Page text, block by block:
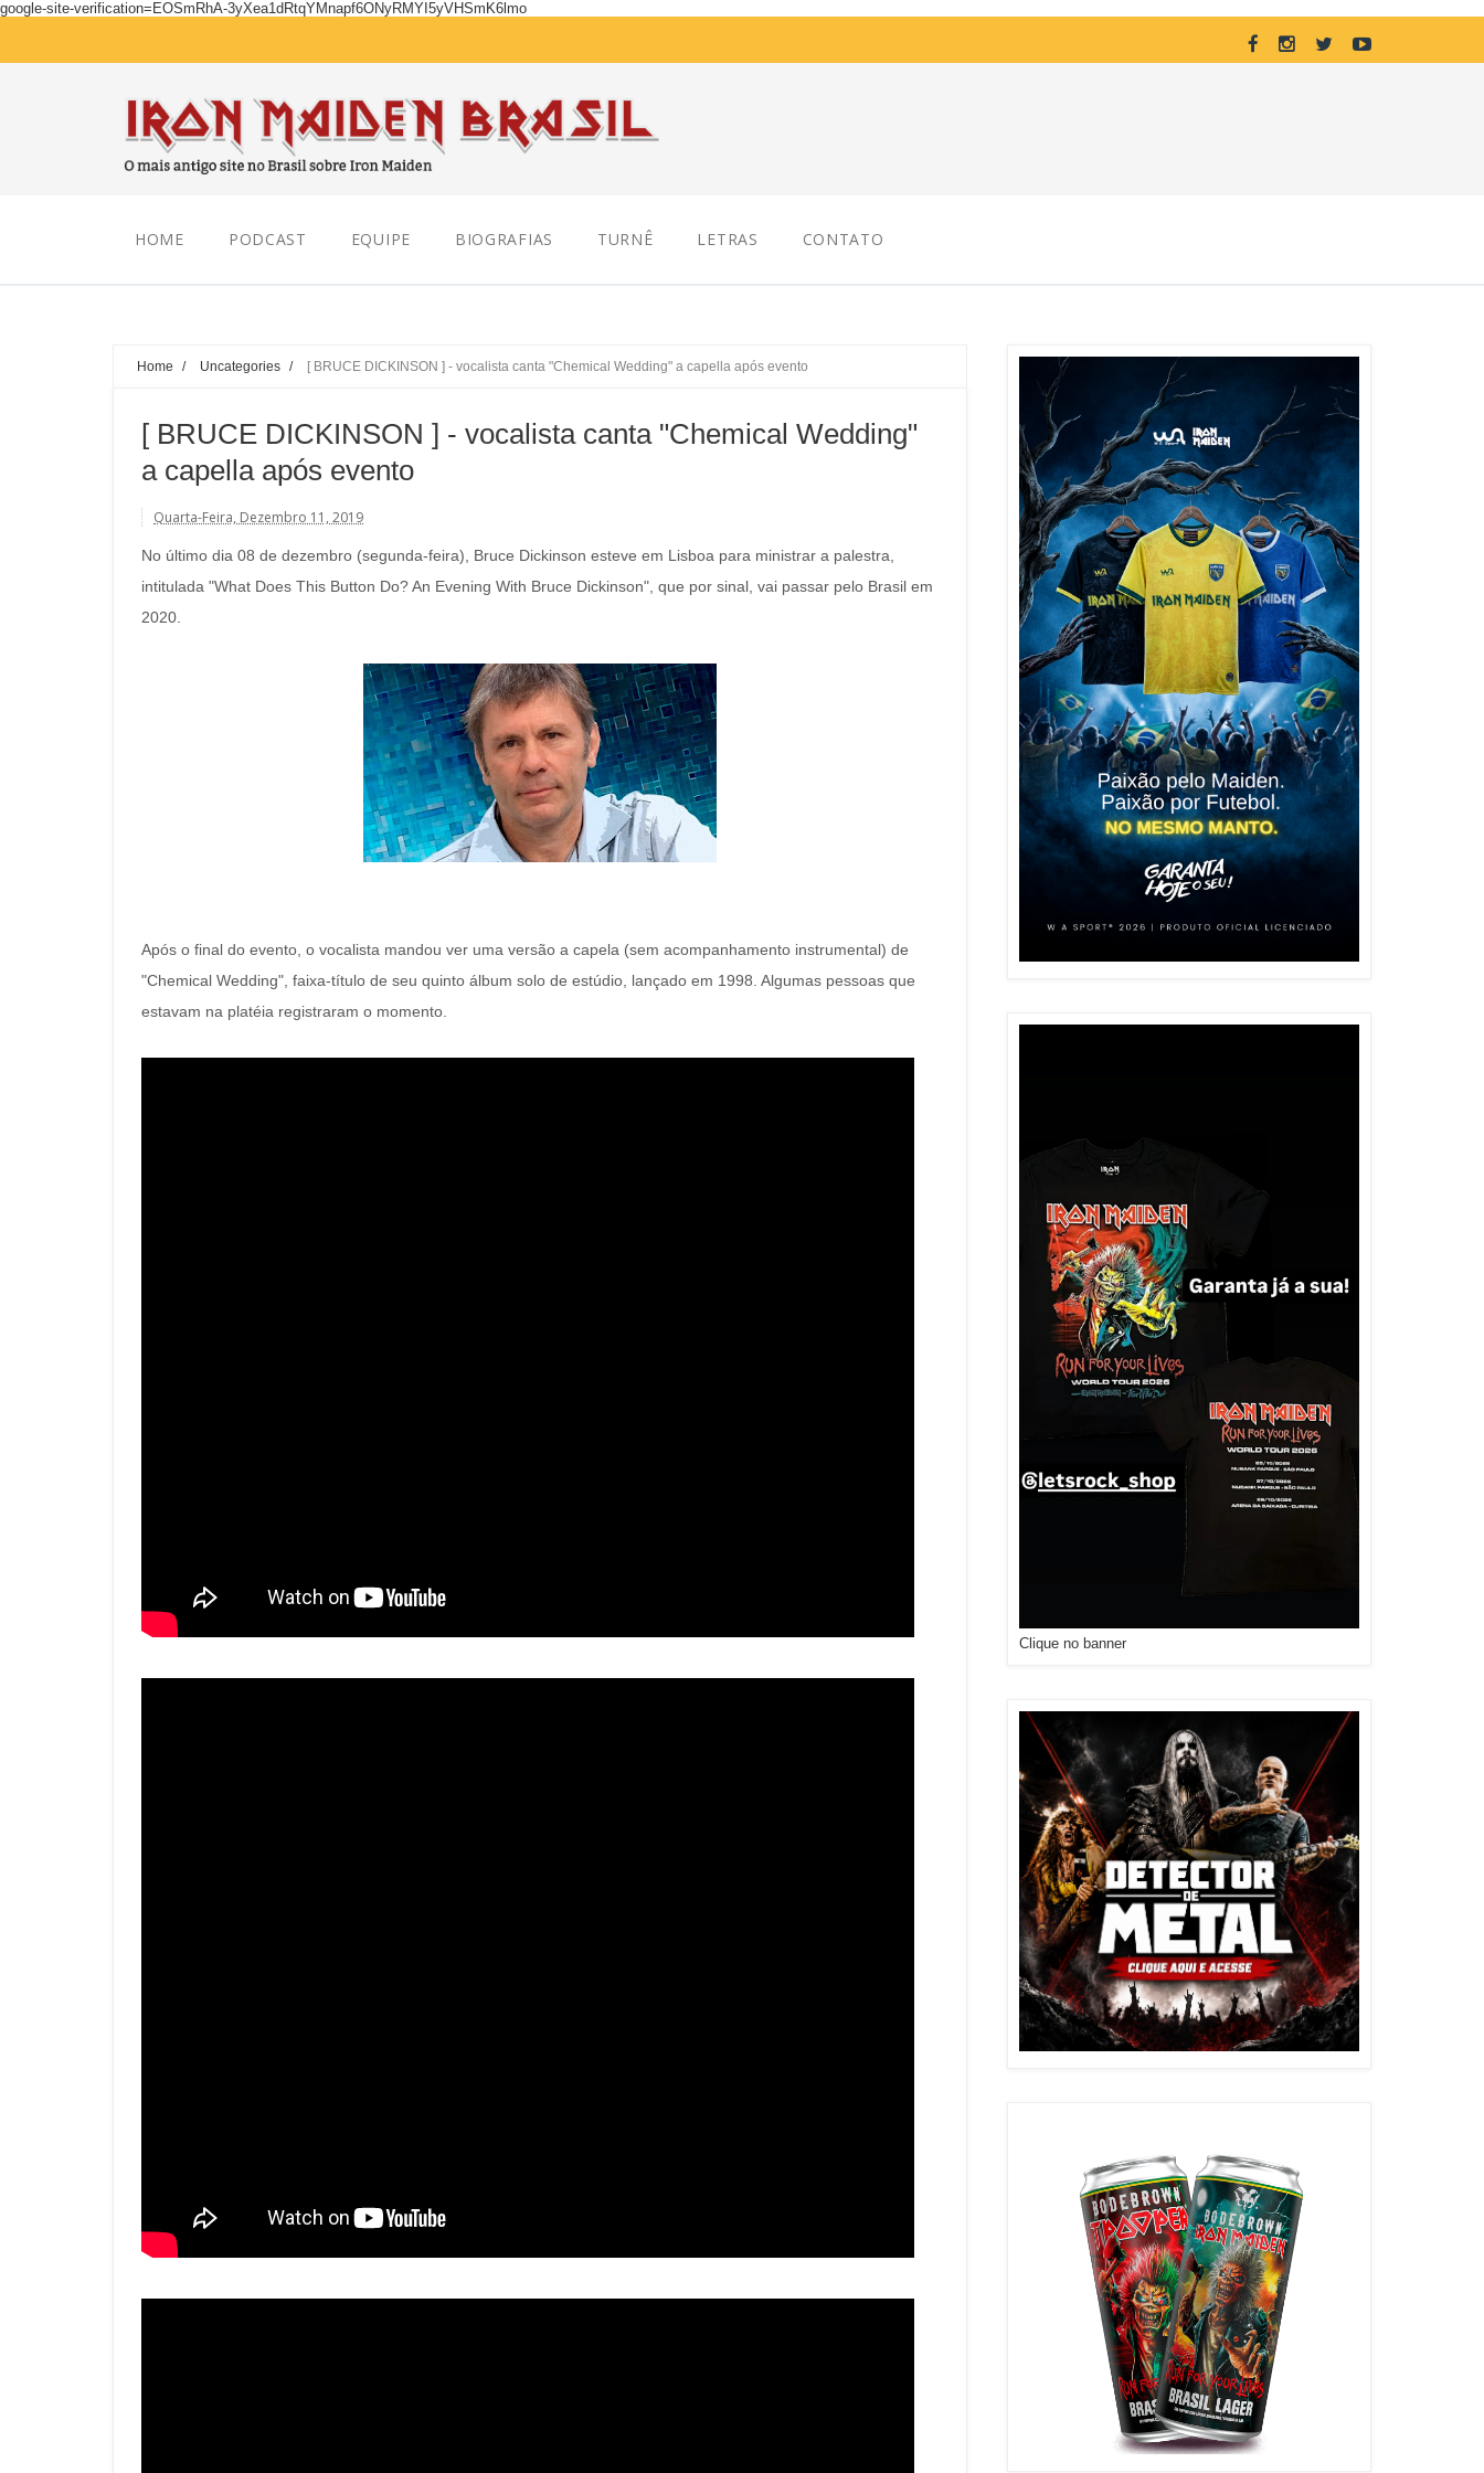
google-site-verification=EOSmRhA-3yXea1dRtqYMnapf6ONyRMYI5yVHSmK6lmo
HOME PODCAST EQUIPE BIOGRAFIAS TURNÊ LETRAS CONTATO
Home / Uncategories / [ BRUCE DICKINSON ] - vocalista canta "Chemical Wedding" a capella após evento
[ BRUCE DICKINSON ] - vocalista canta "Chemical Wedding"
a capella após evento
Quarta-Feira, Dezembro 11, 2019
No último dia 08 de dezembro (segunda-feira), Bruce Dickinson esteve em Lisboa para ministrar a palestra,
intitulada "What Does This Button Do? An Evening With Bruce Dickinson", que por sinal, vai passar pelo Brasil em
2020.
Após o final do evento, o vocalista mandou ver uma versão a capela (sem acompanhamento instrumental) de
"Chemical Wedding", faixa-título de seu quinto álbum solo de estúdio, lançado em 1998. Algumas pessoas que
estavam na platéia registraram o momento.
Clique no banner